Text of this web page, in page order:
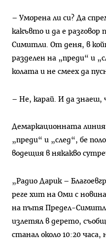
– Уморена ли си? Да
какъвто и да е
Симитли. От деня, в
разделен на „преди“ и
колата и не смеех да
– Не, карай. И да знаеш,
Демаркационната
„преди“ и „след“, бе
водещия в някакво
„Радио Дарик –
реге хит на Оми с
на пътя Предел-
излетял в дерето,
станал около 10:20